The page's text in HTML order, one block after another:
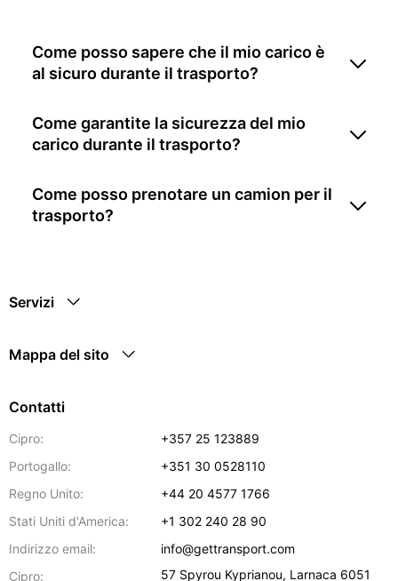
Come posso sapere che il mio carico è
al sicuro durante il trasporto?
Come garantite la sicurezza del mio
carico durante il trasporto?
Come posso prenotare un camion per il
trasporto?
Servizi
Mappa del sito
Contatti
Cipro:
+357 25 123889
Portogallo:
+351 30 0528110
Regno Unito:
+44 20 4577 1766
Stati Uniti d'America:
+1 302 240 28 90
Indirizzo email:
info@gettransport.com
Cipro:
57 Spyrou Kyprianou, Larnaca 6051